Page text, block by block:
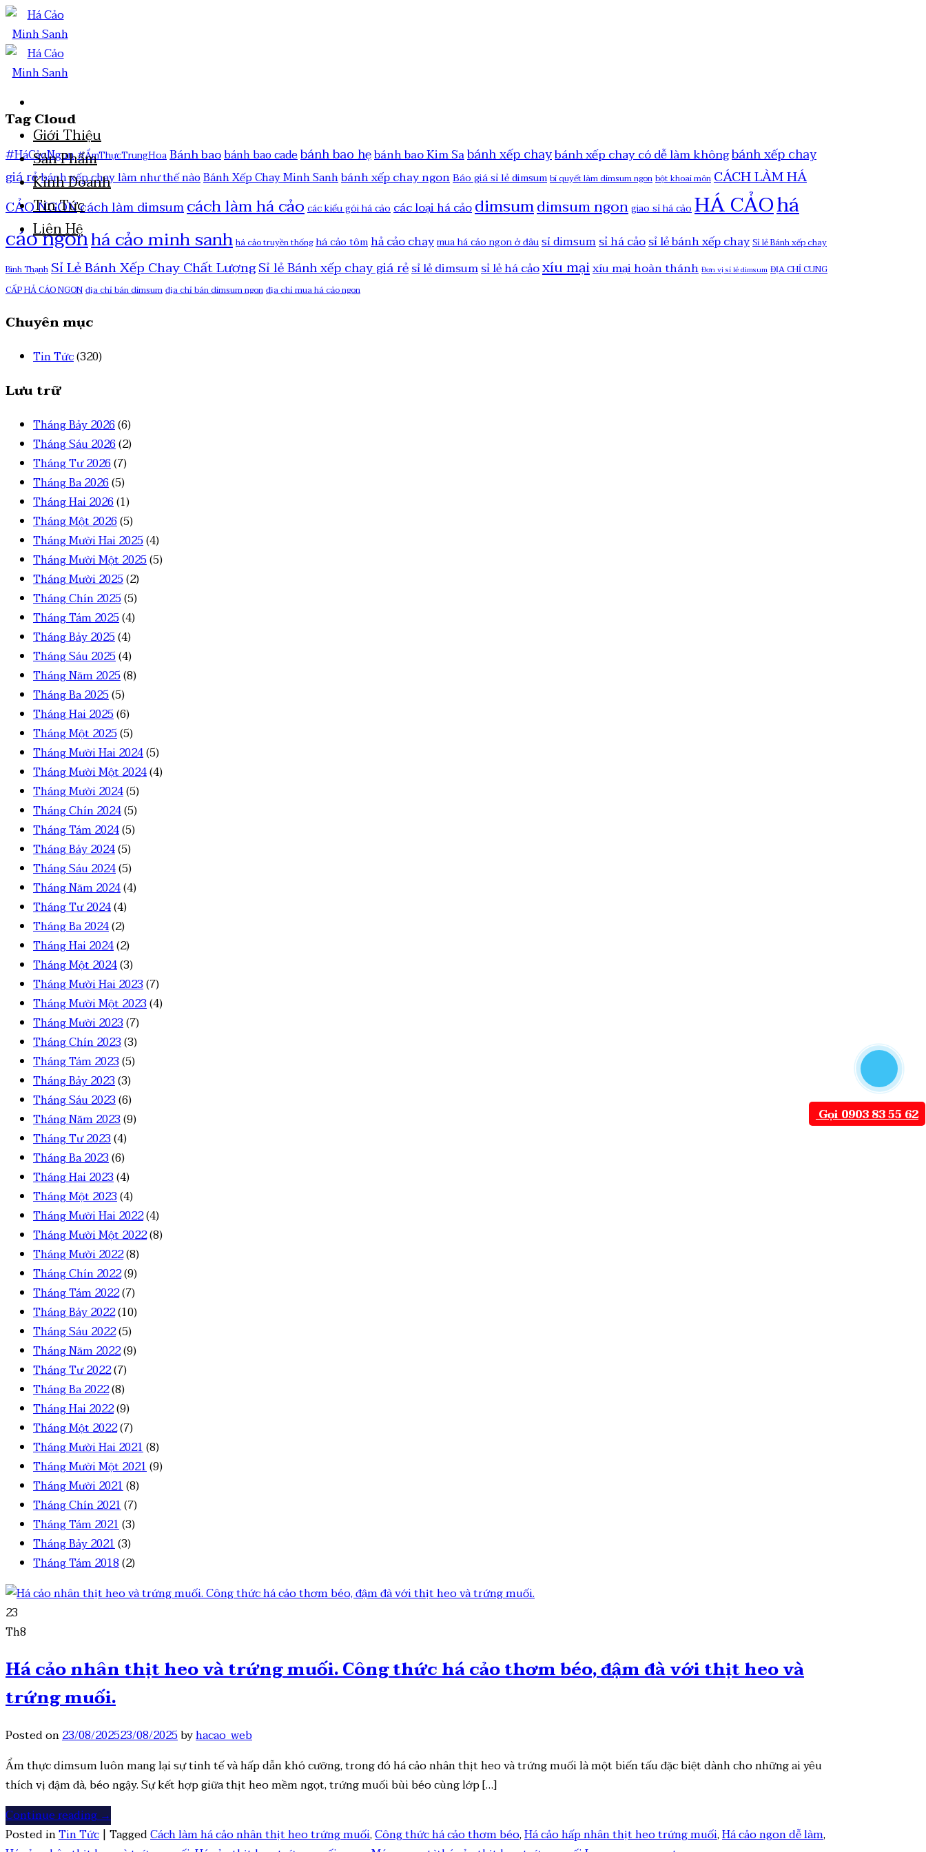
Giới Thiệu
Sản Phẩm
Kinh Doanh
Tin Tức
Liên Hệ
Tag Cloud
#HáCảoNgon#ẨmThựcTrungHoaBánh baobánh bao cadebánh bao hẹbánh bao Kim Sabánh xếp chaybánh xếp chay có dễ làm khôngbánh xếp chay
giá rẻbánh xếp chay làm như thế nàoBánh Xếp Chay Minh Sanhbánh xếp chay ngonBáo giá sỉ lẻ dimsumbí quyết làm dimsum ngonbột khoai mônCÁCH LÀM HÁ
CẢO NGONcách làm dimsumcách làm há cảocác kiểu gói há cảocác loại há cảodimsumdimsum ngongiao sỉ há cảoHÁ CẢOhá
cáo ngonhá cảo minh sanhhá cảo truyền thốnghá cảo tômhả cảo chaymua há cảo ngon ở đâusỉ dimsumsỉ há cảosỉ lẻ bánh xếp chaySỉ lẻ Bánh xếp chay
Bình ThạnhSỉ Lẻ Bánh Xếp Chay Chất LượngSỉ lẻ Bánh xếp chay giá rẻsỉ lẻ dimsumsỉ lẻ há cảoxíu mạixíu mại hoàn thánh Đơn vị sỉ lẻ dimsum ĐỊA CHỈ CUNG
CẤP HẢ CÁO NGONđịa chỉ bán dimsumđịa chỉ bán dimsum ngonđịa chỉ mua há cảo ngon
Chuyên mục
Tin Tức(320)
Lưu trữ
Tháng Bảy 2026(6)
Tháng Sáu 2026(2)
Tháng Tư 2026(7)
Tháng Ba 2026(5)
Tháng Hai 2026(1)
Tháng Một 2026(5)
Tháng Mười Hai 2025(4)
Tháng Mười Một 2025(5)
Tháng Mười 2025(2)
Tháng Chín 2025(5)
Tháng Tám 2025(4)
Tháng Bảy 2025(4)
Tháng Sáu 2025(4)
Tháng Năm 2025(8)
Tháng Ba 2025(5)
Tháng Hai 2025(6)
Tháng Một 2025(5)
Tháng Mười Hai 2024(5)
Tháng Mười Một 2024(4)
Tháng Mười 2024(5)
Tháng Chín 2024(5)
Tháng Tám 2024(5)
Tháng Bảy 2024(5)
Tháng Sáu 2024(5)
Tháng Năm 2024(4)
Tháng Tư 2024(4)
Tháng Ba 2024(2)
Tháng Hai 2024(2)
Tháng Một 2024(3)
Tháng Mười Hai 2023(7)
Tháng Mười Một 2023(4)
Tháng Mười 2023(7)
Tháng Chín 2023(3)
Tháng Tám 2023(5)
Tháng Bảy 2023(3)
Tháng Sáu 2023(6)
Tháng Năm 2023(9)
Tháng Tư 2023(4)
Tháng Ba 2023(6)
Tháng Hai 2023(4)
Tháng Một 2023(4)
Tháng Mười Hai 2022(4)
Tháng Mười Một 2022(8)
Tháng Mười 2022(8)
Tháng Chín 2022(9)
Tháng Tám 2022(7)
Tháng Bảy 2022(10)
Tháng Sáu 2022(5)
Tháng Năm 2022(9)
Tháng Tư 2022(7)
Tháng Ba 2022(8)
Tháng Hai 2022(9)
Tháng Một 2022(7)
Tháng Mười Hai 2021(8)
Tháng Mười Một 2021(9)
Tháng Mười 2021(8)
Tháng Chín 2021(7)
Tháng Tám 2021(3)
Tháng Bảy 2021(3)
Tháng Tám 2018(2)
23
Th8
Há cảo nhân thịt heo và trứng muối. Công thức há cảo thơm béo, đậm đà với thịt heo và
trứng muối.
Posted on23/08/202523/08/2025byhacao_web
Ẩm thực dimsum luôn mang lại sự tinh tế và hấp dẫn khó cưỡng, trong đó há cảo nhân thịt heo và trứng muối là một biến tấu đặc biệt dành cho những ai yêu
thích vị đậm đà, béo ngậy. Sự kết hợp giữa thịt heo mềm ngọt, trứng muối bùi béo cùng lớp […]
Continue reading→
Posted inTin Tức | TaggedCách làm há cảo nhân thịt heo trứng muối,Công thức há cảo thơm béo,Há cảo hấp nhân thịt heo trứng muối,Há cảo ngon dễ làm,
Gọi 0903 83 55 62